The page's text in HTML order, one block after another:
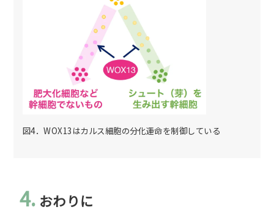
図4．WOX13はカルス細胞の分化運命を制御している
4. おわりに